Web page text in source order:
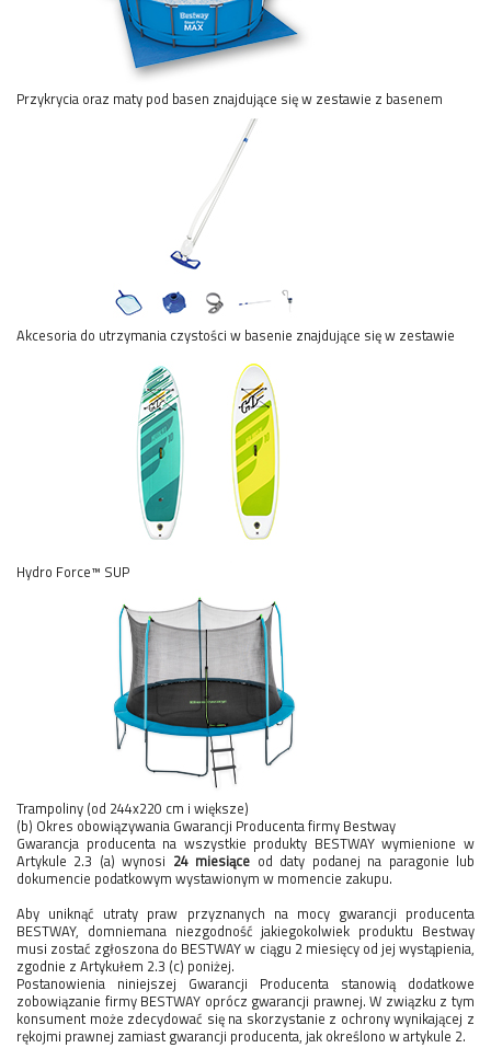
Przykrycia oraz maty pod basen znajdujące się w zestawie z basenem
Akcesoria do utrzymania czystości w basenie znajdujące się w zestawie
Hydro Force™ SUP
Trampoliny (od 244x220 cm i większe)
(b) Okres obowiązywania Gwarancji Producenta firmy Bestway
Gwarancja producenta na wszystkie produkty BESTWAY wymienione w
Artykule 2.3 (a) wynosi 24 miesiące od daty podanej na paragonie lub
dokumencie podatkowym wystawionym w momencie zakupu.
Aby uniknąć utraty praw przyznanych na mocy gwarancji producenta
BESTWAY, domniemana niezgodność jakiegokolwiek produktu Bestway
musi zostać zgłoszona do BESTWAY w ciągu 2 miesięcy od jej wystąpienia,
zgodnie z Artykułem 2.3 (c) poniżej.
Postanowienia niniejszej Gwarancji Producenta stanowią dodatkowe
zobowiązanie firmy BESTWAY oprócz gwarancji prawnej. W związku z tym
konsument może zdecydować się na skorzystanie z ochrony wynikającej z
rękojmi prawnej zamiast gwarancji producenta, jak określono w artykule 2.